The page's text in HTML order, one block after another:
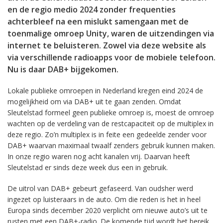
en de regio medio 2024 zonder frequenties
achterbleef na een mislukt samengaan met de
toenmalige omroep Unity, waren de uitzendingen via
internet te beluisteren. Zowel via deze website als
via verschillende radioapps voor de mobiele telefoon.
Nu is daar DAB+ bijgekomen.
Lokale publieke omroepen in Nederland kregen eind 2024 de
mogelijkheid om via DAB+ uit te gaan zenden. Omdat
Sleutelstad formeel geen publieke omroep is, moest de omroep
wachten op de verdeling van de restcapaciteit op de multiplex in
deze regio. Zo’n multiplex is in feite een gedeelde zender voor
DAB+ waarvan maximaal twaalf zenders gebruik kunnen maken.
In onze regio waren nog acht kanalen vrij. Daarvan heeft
Sleutelstad er sinds deze week dus een in gebruik.
De uitrol van DAB+ gebeurt gefaseerd. Van oudsher werd
ingezet op luisteraars in de auto. Om die reden is het in heel
Europa sinds december 2020 verplicht om nieuwe auto’s uit te